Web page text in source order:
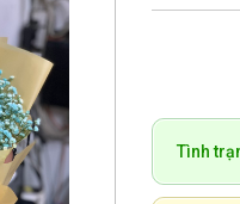
Tình